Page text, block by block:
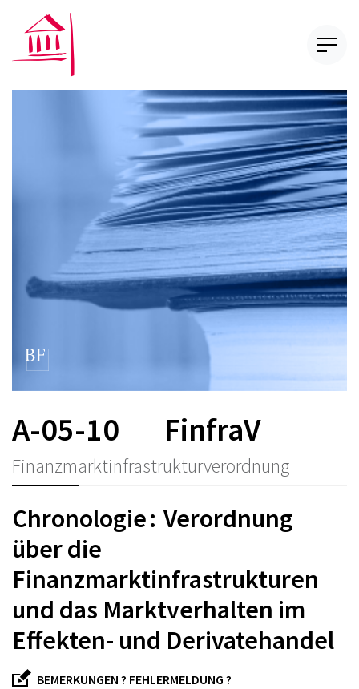
A-05-10 FinfraV
Finanzmarktinfrastrukturverordnung
Chronologie : Verordnung
über die
Finanzmarktinfrastrukturen
und das Marktverhalten im
Effekten- und Derivatehandel
BEMERKUNGEN ? FEHLERMELDUNG ?